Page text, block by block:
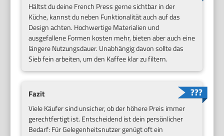
Hältst du deine French Press gerne sichtbar in der
Küche, kannst du neben Funktionalität auch auf das
Design achten. Hochwertige Materialien und
ausgefallene Formen kosten mehr, bieten aber auch eine
längere Nutzungsdauer. Unabhängig davon sollte das
Sieb fein arbeiten, um den Kaffee klar zu filtern.
Fazit
Viele Käufer sind unsicher, ob der höhere Preis immer
gerechtfertigt ist. Entscheidend ist dein persönlicher
Bedarf: Für Gelegenheitsnutzer genügt oft ein